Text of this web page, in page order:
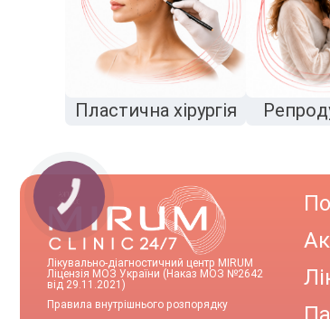
Пластична хірургія
Лікувально-діагностичний центр MIRUM
Ліцензія МОЗ України (Наказ МОЗ №2642
від 29.11.2021)
Правила внутрішнього розпорядку